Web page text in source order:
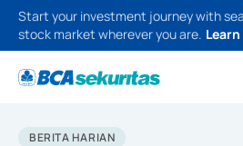
Start your investment journey with
stock market wherever you are.
BERITA HARIAN